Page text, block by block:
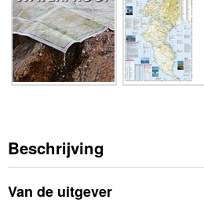
Beschrijving
Van de uitgever